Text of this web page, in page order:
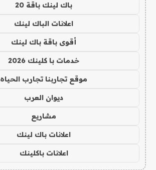
باك لينك باقة 20
اعلانات الباك لينك
أقوى باقة باك لينك
خدمات با كلينك 2026
موقع تجاربنا تجارب الحياه
ديوان العرب
مشاريع
اعلانات باك لينك
اعلانات باكلينك